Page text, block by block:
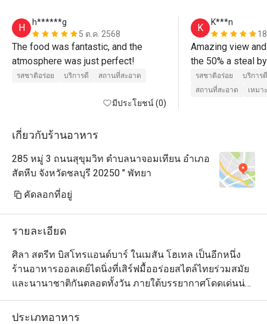
H
h******g
5 ต.ค. 2568
The food was fantastic, and the
รสชาติอร่อย บริการดี สถานที่สะอาด
มีประโยชน์ (0)
K
K***n
Amazing view
the 50% a steal
Very high end
recommend the
รสชาติอร่อย
บริการดี
สถานที่สะอาด
เหมา
เกี่ยวกับร้านอาหาร
285 หมู่ 3 ถนนสุขุมวิท ตำบลนาจอมเทียน อำเภอ
สัตหีบ จังหวัดชลบุรี 20250 " พัทยา
คัดลอกที่อยู่
รายละเอียด
ศิลา สตรีท บิสโทรแอนด์บาร์ ในเมสัน โฮเทล เป็นอีกหนึ่ง
ร้านอาหารออลเดย์ไดนิ่งที่เสิร์ฟมื้ออร่อยสไตล์ไทยร่วมสมัย
และนานาชาติกันตลอดทั้งวัน ภายใต้บรรยากาศโดดเด่นน่า
ประทับใจริมทะเลและแวดล้อมไปด้วยพูลวิลล่าที่ออกแบบ
ตกแต่งมาอย่างสวยงามนำสมัย ลูกค้าสามารถเลือกนั่งได้ทั้ง
ประเภทอาหาร